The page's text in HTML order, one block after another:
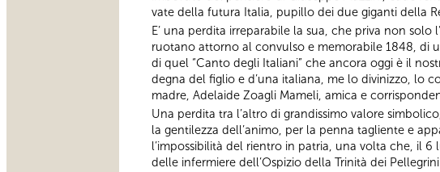
vate della futura Italia, pupillo dei due giganti della
E’ una perdita irreparabile la sua, che priva non
ruotano attorno al convulso e memorabile 1848, di
di quel “Canto degli Italiani” che ancora oggi è il
degna del figlio e d’una italiana, me lo divinizzo, lo
madre, Adelaide Zoagli Mameli, amica e
Una perdita tra l’altro di grandissimo valore
la gentilezza dell’animo, per la penna tagliente e
l’impossibilità del rientro in patria, una volta che, il
delle infermiere dell’Ospizio della Trinità dei